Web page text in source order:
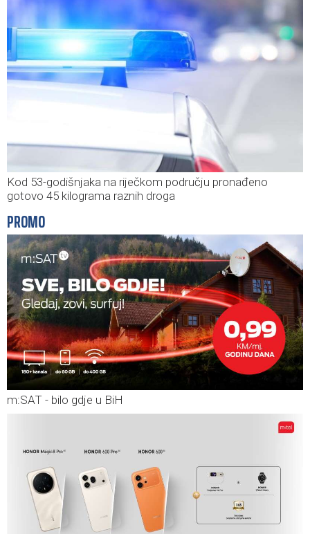
Kod 53-godišnjaka na riječkom području pronađeno
gotovo 45 kilograma raznih droga
PROMO
m:SAT - bilo gdje u BiH